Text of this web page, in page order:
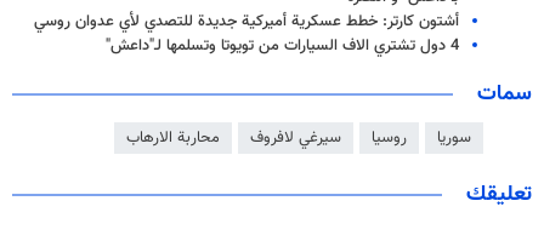
أشتون كارتر: خطط عسكرية أميركية جديدة للتصدي لأي عدوان روسي
4 دول تشتري الاف السيارات من تويوتا وتسلمها لـ"داعش"
سمات
سوريا روسيا سيرغي لافروف محاربة الارهاب
تعليقك